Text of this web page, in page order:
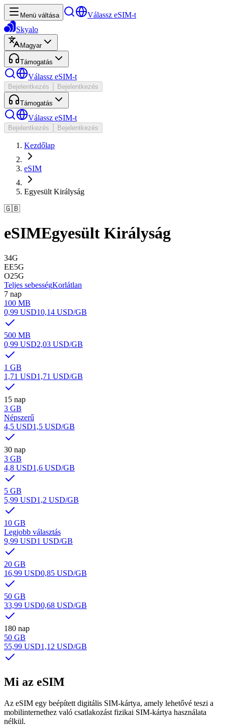
Menü váltása
Válassz eSIM-t
Skyalo
Magyar
Támogatás
Válassz eSIM-t
Bejelentkezés Bejelentkezés
Támogatás
Válassz eSIM-t
Bejelentkezés Bejelentkezés
Kezdőlap
eSIM
Egyesült Királyság
🇬🇧
eSIMEgyesült Királyság
34G
EE5G
O25G
Teljes sebességKorlátlan
7 nap
100 MB
0,99 USD10,14 USD/GB
500 MB
0,99 USD2,03 USD/GB
1 GB
1,71 USD1,71 USD/GB
15 nap
3 GB
Népszerű
4,5 USD1,5 USD/GB
30 nap
3 GB
4,8 USD1,6 USD/GB
5 GB
5,99 USD1,2 USD/GB
10 GB
Legjobb választás
9,99 USD1 USD/GB
20 GB
16,99 USD0,85 USD/GB
50 GB
33,99 USD0,68 USD/GB
180 nap
50 GB
55,99 USD1,12 USD/GB
Mi az eSIM
Az eSIM egy beépített digitális SIM-kártya, amely lehetővé teszi a
mobilinternethez való csatlakozást fizikai SIM-kártya használata
nélkül.